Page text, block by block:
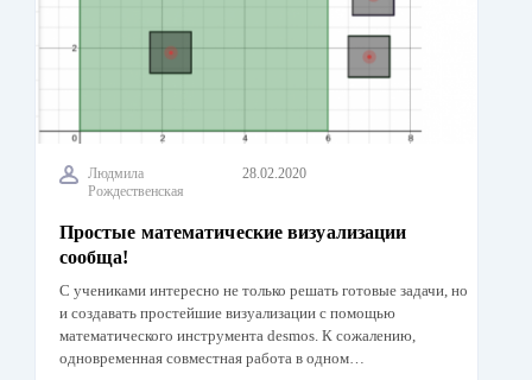
Людмила
Рождественская
28.02.2020
Простые математические визуализации
сообща!
С учениками интересно не только решать готовые задачи, но
и создавать простейшие визуализации с помощью
математического инструмента desmos. К сожалению,
одновременная совместная работа в одном…